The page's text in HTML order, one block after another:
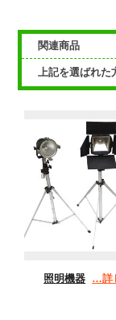
関連商品
上記を選ばれた
照明機器 …詳